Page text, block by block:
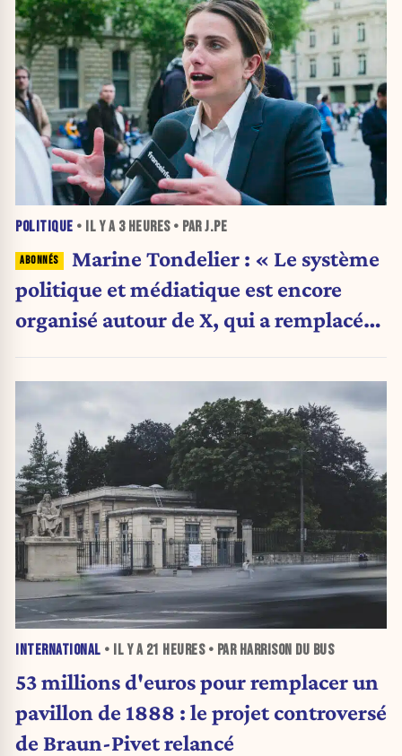
POLITIQUE • IL Y A 3 HEURES• PAR J.PE
Marine Tondelier : « Le système
politique et médiatique est encore
organisé autour de X, qui a remplacé
INTERNATIONAL • IL Y A 21 HEURES• PAR HARRISON DU BUS
53 millions d'euros pour remplacer un
pavillon de 1888 : le projet controversé
de Braun-Pivet relancé